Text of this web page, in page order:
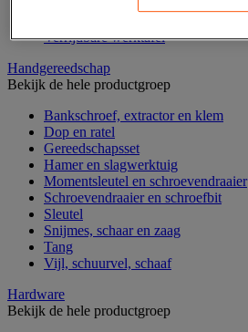
Verrijdbare werktafel
Handgereedschap
Bekijk de hele productgroep
Bankschroef, extractor en klem
Dop en ratel
Gereedschapsset
Hamer en slagwerktuig
Momentsleutel en schroevendraaier
Schroevendraaier en schroefbit
Sleutel
Snijmes, schaar en zaag
Tang
Vijl, schuurvel, schaaf
Hardware
Bekijk de hele productgroep